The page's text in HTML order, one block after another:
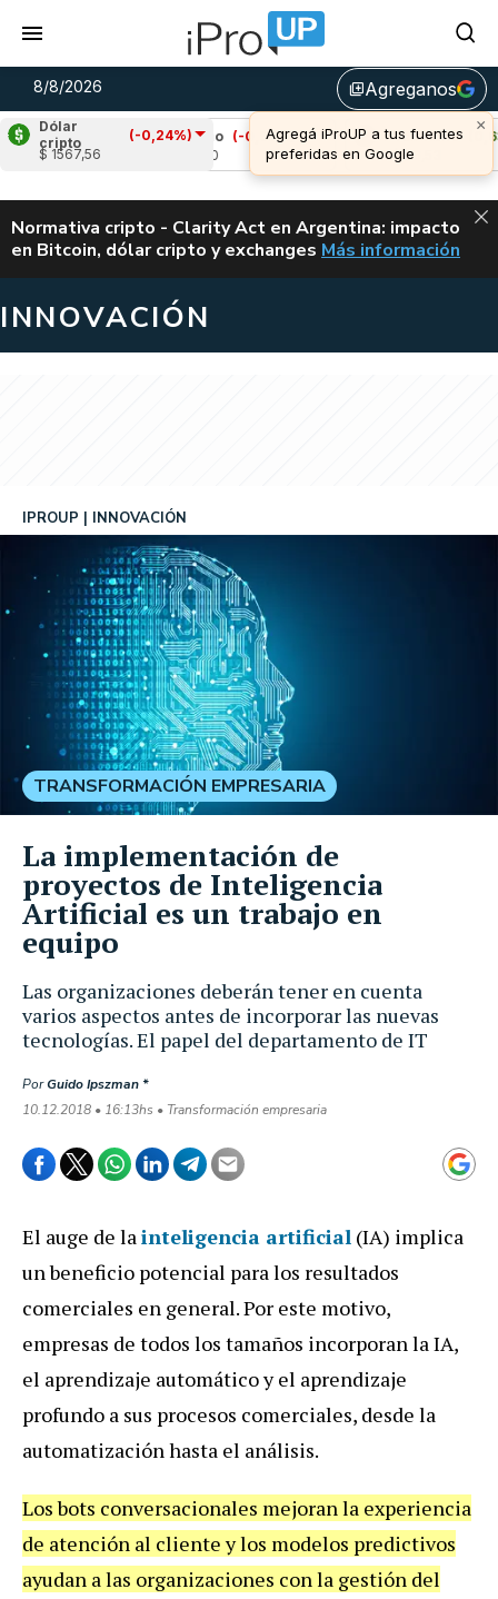
8/8/2026 library_addAgreganos
×
Agregá iProUP a tus fuentes
preferidas en Google
Dólar
cripto
(-0,24%)
$ 1567,56
Cardano (-0,68%)
Avalanche (0,63%)
u$s 6,53
ALERTA
Normativa cripto - Clarity Act en Argentina: impacto
en Bitcoin, dólar cripto y exchanges CLARITY ACT EN
Más información
INNOVACIÓN
Las organizaciones deberán tener en cuenta
varios aspectos antes de incorporar las nuevas
tecnologías. El papel del departamento de IT
IPROUP INNOVACIÓN
PorGuido Ipszman *
10.12.2018 • 16:13hs • Transformación empresaria
TRANSFORMACIÓN EMPRESARIA
La implementación de
proyectos de Inteligencia
Artificial es un trabajo en
equipo
El auge de lainteligencia artificial (IA) implica
un beneficio potencial para los resultados
comerciales en general. Por este motivo,
empresas de todos los tamaños incorporan la IA,
el aprendizaje automático y el aprendizaje
profundo a sus procesos comerciales, desde la
automatización hasta el análisis.
Los bots conversacionales mejoran la experiencia
de atención al cliente y los modelos predictivos
ayudan a las organizaciones con la gestión del